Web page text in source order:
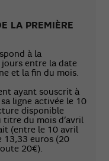
LA PREMIÈRE
à la
entre la date
et la fin du mois.
ayant souscrit à
ligne activée le 10
disponible
du mois d’avril
(entre le 10 avril
13,33 euros (20
20€).